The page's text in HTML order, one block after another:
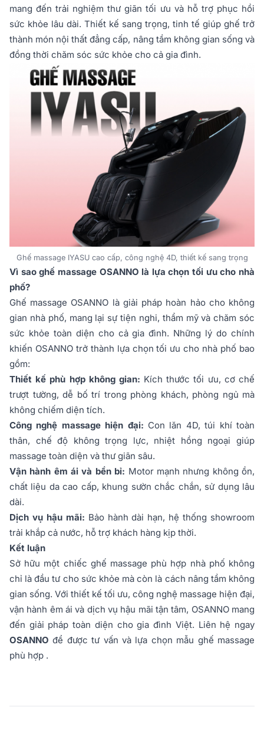
mang đến trải nghiệm thư giãn tối ưu và hỗ trợ phục hồi
sức khỏe lâu dài. Thiết kế sang trọng, tinh tế giúp ghế trở
thành món nội thất đẳng cấp, nâng tầm không gian sống và
đồng thời chăm sóc sức khỏe cho cả gia đình.
Ghế massage IYASU cao cấp, công nghệ 4D, thiết kế sang trọng
Vì sao ghế massage OSANNO là lựa chọn tối ưu cho nhà
phố?
Ghế massage OSANNO là giải pháp hoàn hảo cho không
gian nhà phố, mang lại sự tiện nghi, thẩm mỹ và chăm sóc
sức khỏe toàn diện cho cả gia đình. Những lý do chính
khiến OSANNO trở thành lựa chọn tối ưu cho nhà phố bao
gồm:
Thiết kế phù hợp không gian: Kích thước tối ưu, cơ chế
trượt tường, dễ bố trí trong phòng khách, phòng ngủ mà
không chiếm diện tích.
Công nghệ massage hiện đại: Con lăn 4D, túi khí toàn
thân, chế độ không trọng lực, nhiệt hồng ngoại giúp
massage toàn diện và thư giãn sâu.
Vận hành êm ái và bền bỉ: Motor mạnh nhưng không ồn,
chất liệu da cao cấp, khung sườn chắc chắn, sử dụng lâu
dài.
Dịch vụ hậu mãi: Bảo hành dài hạn, hệ thống showroom
trải khắp cả nước, hỗ trợ khách hàng kịp thời.
Kết luận
Sở hữu một chiếc ghế massage phù hợp nhà phố không
chỉ là đầu tư cho sức khỏe mà còn là cách nâng tầm không
gian sống. Với thiết kế tối ưu, công nghệ massage hiện đại,
vận hành êm ái và dịch vụ hậu mãi tận tâm, OSANNO mang
đến giải pháp toàn diện cho gia đình Việt. Liên hệ ngay
OSANNO để được tư vấn và lựa chọn mẫu ghế massage
phù hợp .